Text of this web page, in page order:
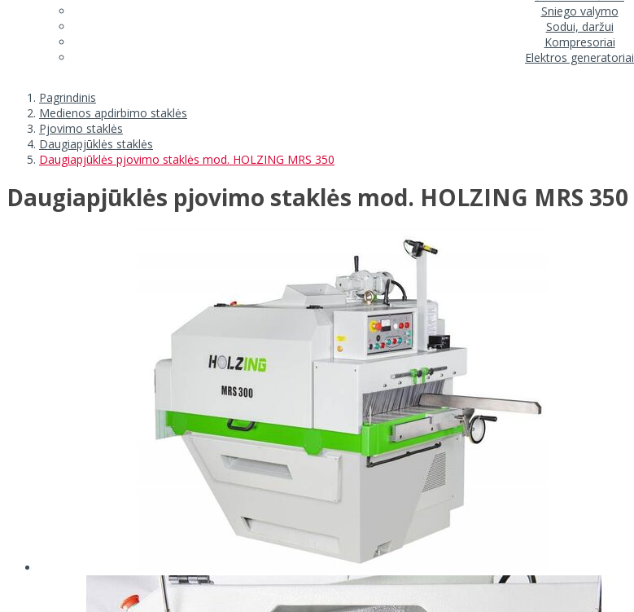
Sniego valymo
Sodui, daržui
Kompresoriai
Elektros generatoriai
Pagrindinis
Medienos apdirbimo staklės
Pjovimo staklės
Daugiapjūklės staklės
Daugiapjūklės pjovimo staklės mod. HOLZING MRS 350
Daugiapjūklės pjovimo staklės mod. HOLZING MRS 350